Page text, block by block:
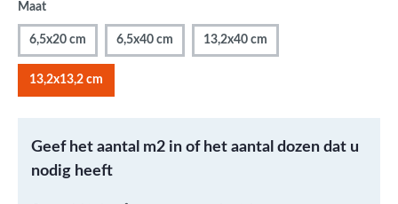
Maat
6,5x20 cm 6,5x40 cm 13,2x40 cm
13,2x13,2 cm
Geef het aantal m2 in of het aantal dozen dat u
nodig heeft